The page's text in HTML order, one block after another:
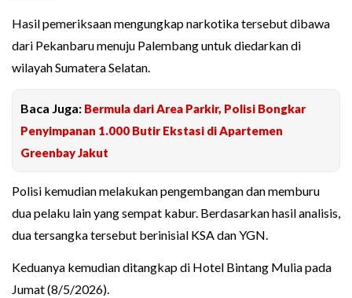
Hasil pemeriksaan mengungkap narkotika tersebut dibawa
dari Pekanbaru menuju Palembang untuk diedarkan di
wilayah Sumatera Selatan.
Baca Juga: Bermula dari Area Parkir, Polisi Bongkar
Penyimpanan 1.000 Butir Ekstasi di Apartemen
Greenbay Jakut
Polisi kemudian melakukan pengembangan dan memburu
dua pelaku lain yang sempat kabur. Berdasarkan hasil analisis,
dua tersangka tersebut berinisial KSA dan YGN.
Keduanya kemudian ditangkap di Hotel Bintang Mulia pada
Jumat (8/5/2026).